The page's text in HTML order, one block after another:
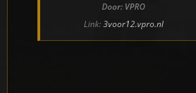
Door: VPRO
Link:3voor12.vpro.nl